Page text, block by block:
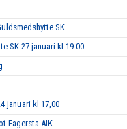
SK
SK 27 januari kl 19.00
januari kl 17,00
Fagersta AIK